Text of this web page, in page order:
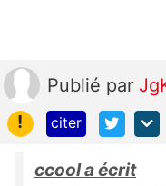
Publié par
!
citer
ccool a écrit